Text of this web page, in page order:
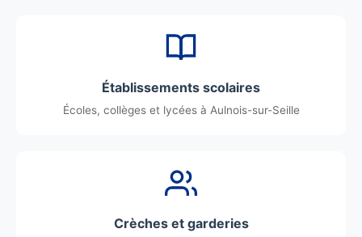
Établissements scolaires
Écoles, collèges et lycées à Aulnois-sur-Seille
Crèches et garderies